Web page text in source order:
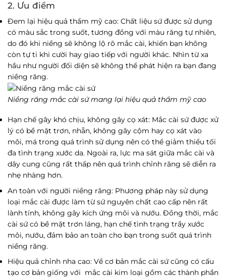
2. Ưu điểm
Đem lại hiệu quả thẩm mỹ cao: Chất liệu sứ được sử dụng
có màu sắc trong suốt, tương đồng với màu răng tự nhiên,
do đó khi niềng sẽ không lộ rõ mắc cài, khiến bạn không
còn tự ti khi cười hay giao tiếp với người khác. Nhìn từ xa
hầu như người đối diện sẽ không thể phát hiện ra bạn đang
niềng răng.
Niềng răng mắc cài sứ mang lại hiệu quả thẩm mỹ cao
Hạn chế gây khó chịu, không gây cọ xát: Mắc cài sứ được xử
lý có bề mặt trơn, nhẵn, không gây cộm hay cọ xát vào
môi, má trong quá trình sử dụng nên có thể giảm thiểu tối
đa tình trạng xước da. Ngoài ra, lực ma sát giữa mắc cài và
dây cung cũng rất thấp nên quá trình chỉnh răng sẽ diễn ra
nhẹ nhàng hơn.
An toàn với người niềng răng: Phương pháp này sử dụng
loại mắc cài được làm từ sứ nguyên chất cao cấp nên rất
lành tính, không gây kích ứng môi và nướu. Đồng thời, mắc
cài sứ có bề mặt trơn láng, hạn chế tình trạng trầy xước
môi, nướu, đảm bảo an toàn cho bạn trong suốt quá trình
niềng răng.
Hiệu quả chỉnh nha cao: Về cơ bản mắc cài sứ cũng có cấu
tạo cơ bản giống với mắc cài kim loại gồm các thành phần